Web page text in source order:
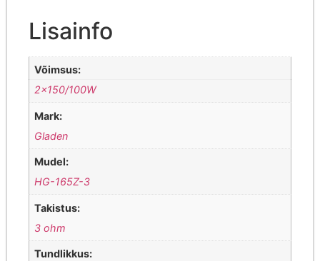
Lisainfo
Võimsus:
2×150/100W
Mark:
Gladen
Mudel:
HG-165Z-3
Takistus:
3 ohm
Tundlikkus: